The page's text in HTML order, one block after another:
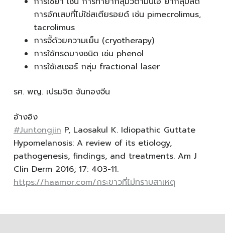
การอักเสบที่ไม่ใช่สเตียรอยด์ เช่น pimecrolimus,
tacrolimus
การจี้ด้วยความเย็น (cryotherapy)
การใช้กรดบางชนิด เช่น phenol
การใช้เลเซอร์ กลุ่ม fractional laser
รศ. พญ. เปรมจิต จันทองจีน
อ้างอิง
#JuntongjinP, Laosakul K. Idiopathic Guttate
Hypomelanosis: A review of its etiology,
pathogenesis, findings, and treatments. Am J
Clin Derm 2016; 17: 403-11.
https://haamor.com/กระขาวที่ไม่ทราบสาเหตุ